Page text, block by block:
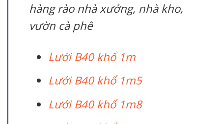
hàng rào nhà xưởng, nhà kho,
vườn cà phê
Lưới B40 khổ 1m
Lưới B40 khổ 1m5
Lưới B40 khổ 1m8